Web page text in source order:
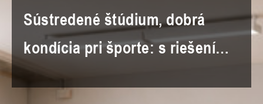
Sústredené štúdium, dobrá
kondícia pri športe: s riešením
vnútorného prostredia pre